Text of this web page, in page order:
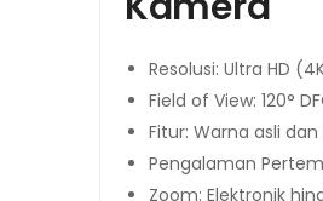
Resolusi: Ultra HD
Field of View: 120°
Fitur: Warna asli
Pengalaman
Zoom: Elektronik